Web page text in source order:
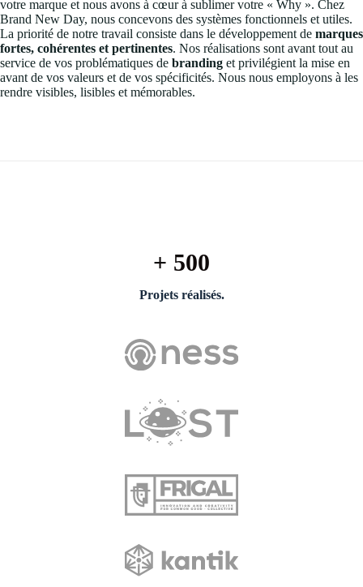
votre marque et nous avons à cœur à sublimer votre « Why ». Chez
Brand New Day, nous concevons des systèmes fonctionnels et utiles.
La priorité de notre travail consiste dans le développement de marques
fortes, cohérentes et pertinentes. Nos réalisations sont avant tout au
service de vos problématiques de branding et privilégient la mise en
avant de vos valeurs et de vos spécificités. Nous nous employons à les
rendre visibles, lisibles et mémorables.
+ 500
Projets réalisés.